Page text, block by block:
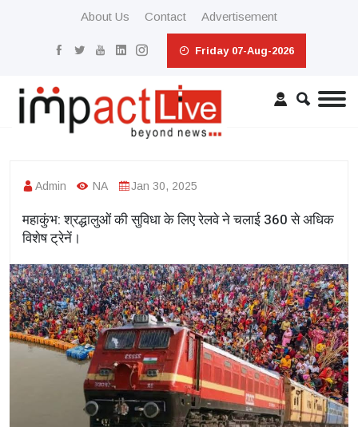
About Us Contact Advertisement
Friday 07-Aug-2026
Admin NA Jan 30, 2025
महाकुंभ: श्रद्धालुओं की सुविधा के लिए रेलवे ने चलाई 360 से अधिक
विशेष ट्रेनें।